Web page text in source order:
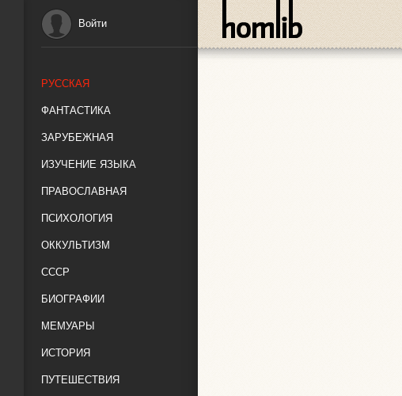
Войти
РУССКАЯ
ФАНТАСТИКА
ЗАРУБЕЖНАЯ
ИЗУЧЕНИЕ ЯЗЫКА
ПРАВОСЛАВНАЯ
ПСИХОЛОГИЯ
ОККУЛЬТИЗМ
СССР
БИОГРАФИИ
МЕМУАРЫ
ИСТОРИЯ
ПУТЕШЕСТВИЯ